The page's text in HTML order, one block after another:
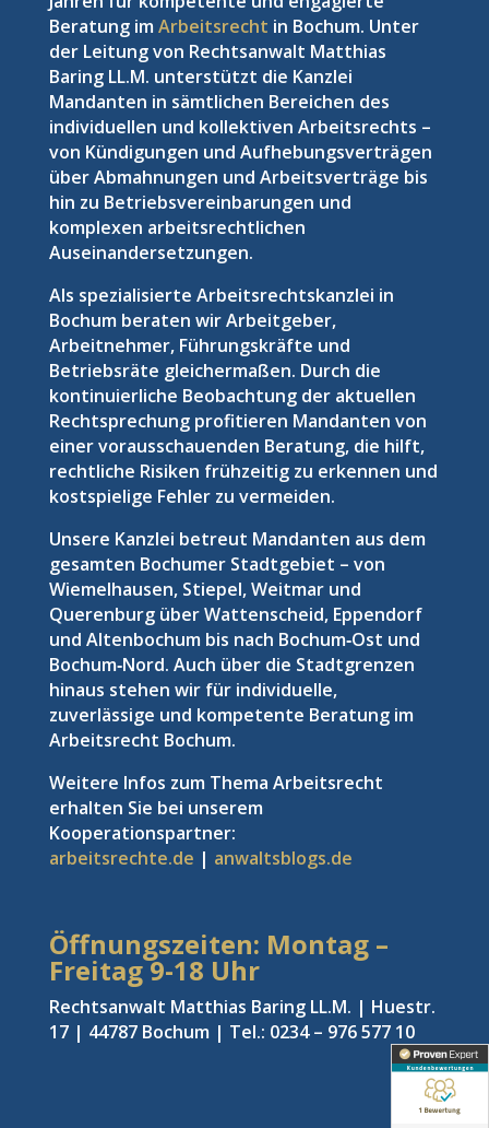
Beratung imArbeitsrecht in Bochum. Unter
der Leitung von Rechtsanwalt Matthias
Baring LL.M. unterstützt die Kanzlei
Mandanten in sämtlichen Bereichen des
individuellen und kollektiven Arbeitsrechts –
von Kündigungen und Aufhebungsverträgen
über Abmahnungen und Arbeitsverträge bis
hin zu Betriebsvereinbarungen und
komplexen arbeitsrechtlichen
Auseinandersetzungen.
Als spezialisierte Arbeitsrechtskanzlei in
Bochum beraten wir Arbeitgeber,
Arbeitnehmer, Führungskräfte und
Betriebsräte gleichermaßen. Durch die
kontinuierliche Beobachtung der aktuellen
Rechtsprechung profitieren Mandanten von
einer vorausschauenden Beratung, die hilft,
rechtliche Risiken frühzeitig zu erkennen und
kostspielige Fehler zu vermeiden.
Unsere Kanzlei betreut Mandanten aus dem
gesamten Bochumer Stadtgebiet – von
Wiemelhausen, Stiepel, Weitmar und
Querenburg über Wattenscheid, Eppendorf
und Altenbochum bis nach Bochum‑Ost und
Bochum‑Nord. Auch über die Stadtgrenzen
hinaus stehen wir für individuelle,
zuverlässige und kompetente Beratung im
Arbeitsrecht Bochum.
Weitere Infos zum Thema Arbeitsrecht
erhalten Sie bei unserem
Kooperationspartner:
arbeitsrechte.de | anwaltsblogs.de
Öffnungszeiten: Montag –
Freitag9-18 Uhr
Rechtsanwalt Matthias Baring LL.M. | Huestr.
17 | 44787 Bochum | Tel.: 0234 – 976 577 10